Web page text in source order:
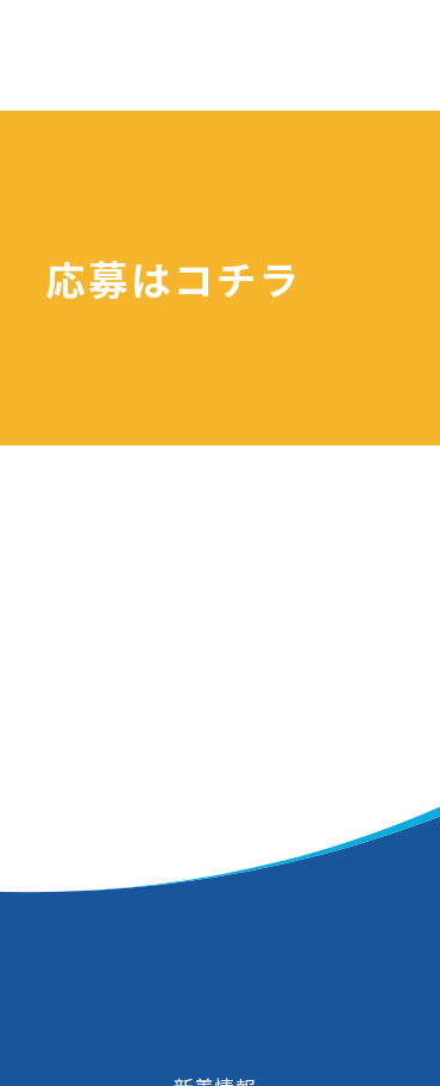
応募はコチラ